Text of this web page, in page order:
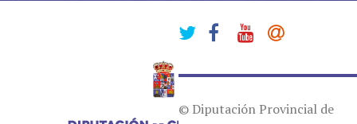
© Diputación Provincial de